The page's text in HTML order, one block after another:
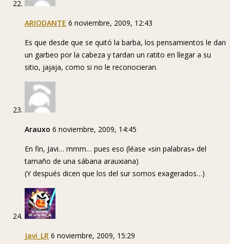
ARIODANTE 6 noviembre, 2009, 12:43
Es que desde que se quitó la barba, los pensamientos le dan
un garbeo por la cabeza y tardan un ratito en llegar a su
sitio, jajaja, como si no le reconocieran.
Arauxo 6 noviembre, 2009, 14:45
En fin, Javi… mmm… pues eso (léase «sin palabras» del
tamaño de una sábana arauxiana)
(Y después dicen que los del sur somos exagerados…)
Javi_LR 6 noviembre, 2009, 15:29